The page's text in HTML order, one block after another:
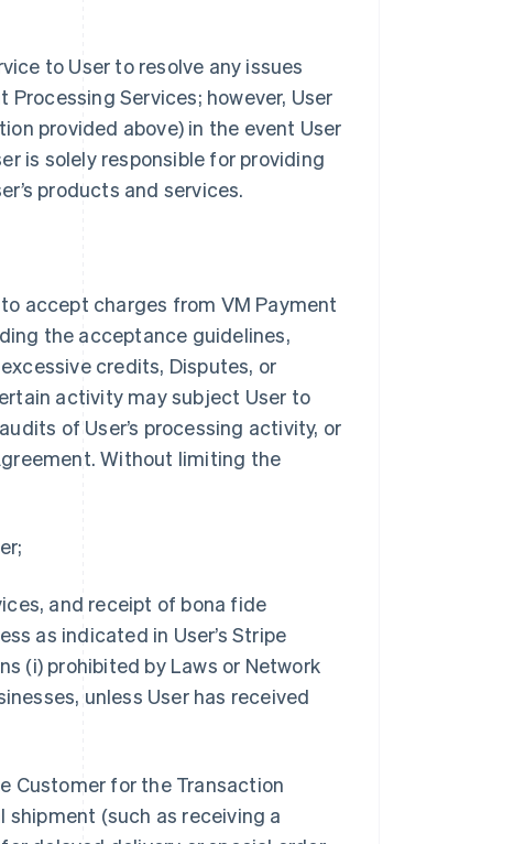
to User to resolve any issues
Processing Services; however, User
provided above) in the event User
is solely responsible for providing
products and services.
accept charges from VM Payment
the acceptance guidelines,
credits, Disputes, or
activity may subject User to
of User’s processing activity, or
Without limiting the
and receipt of bona fide
as indicated in User’s Stripe
(i) prohibited by Laws or Network
unless User has received
Customer for the Transaction
shipment (such as receiving a